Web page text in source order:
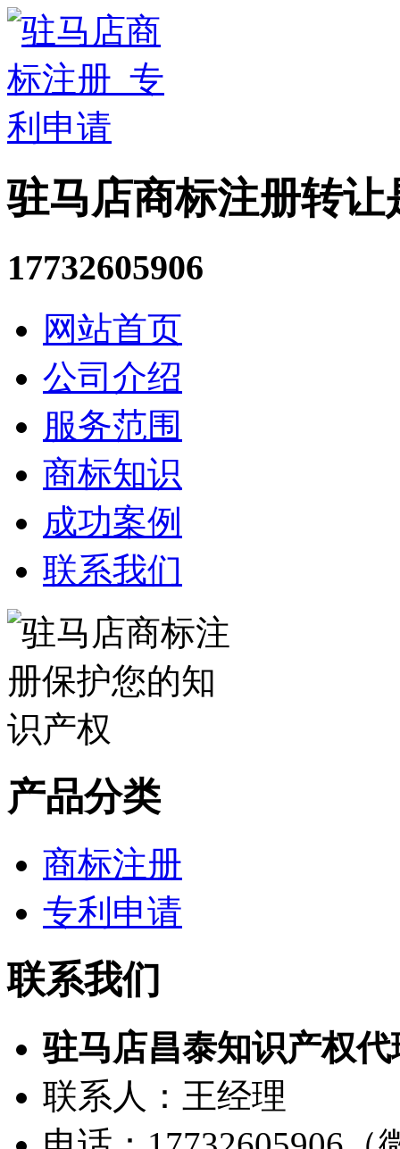
驻马店商标注册转
17732605906
网站首页
公司介绍
服务范围
商标知识
成功案例
联系我们
产品分类
商标注册
专利申请
联系我们
驻马店昌泰知识产权
联系人：王经理